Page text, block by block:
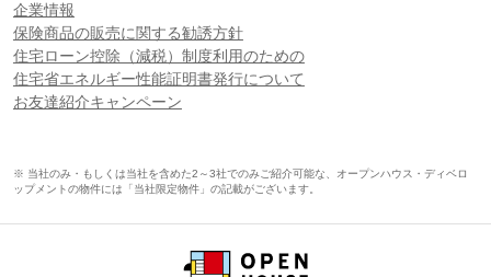
企業情報
保険商品の販売に関する勧誘方針
住宅ローン控除（減税）制度利用のための
住宅省エネルギー性能証明書発行について
お友達紹介キャンペーン
※ 当社のみ・もしくは当社を含めた2～3社でのみご紹介可能な、オープンハウス・ディベロ
ップメントの物件には「当社限定物件」の記載がございます。